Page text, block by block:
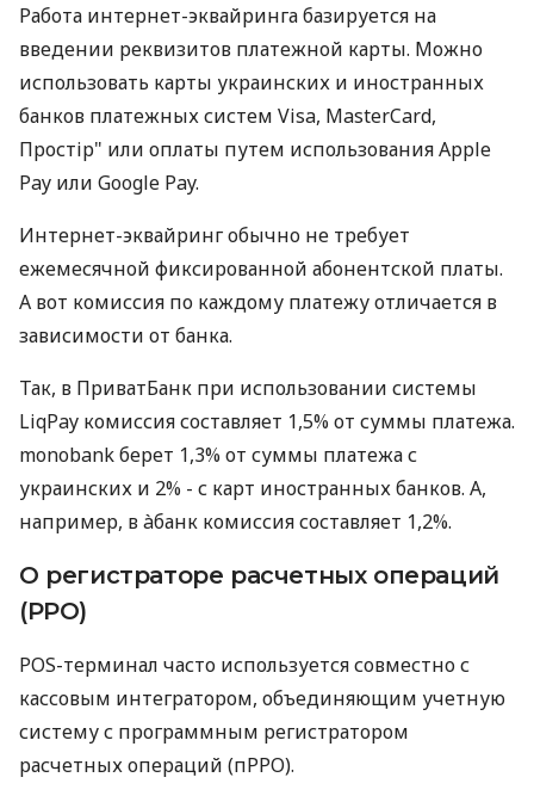
Работа интернет-эквайринга базируется на
введении реквизитов платежной карты. Можно
использовать карты украинских и иностранных
банков платежных систем Visa, MasterCard,
Простір" или оплаты путем использования Apple
Pay или Google Pay.
Интернет-эквайринг обычно не требует
ежемесячной фиксированной абонентской платы.
А вот комиссия по каждому платежу отличается в
зависимости от банка.
Так, в ПриватБанк при использовании системы
LiqPay комиссия составляет 1,5% от суммы платежа.
monobank берет 1,3% от суммы платежа с
украинских и 2% - с карт иностранных банков. А,
например, в àбанк комиссия составляет 1,2%.
О регистраторе расчетных операций
(РРО)
POS-терминал часто используется совместно с
кассовым интегратором, объединяющим учетную
систему с программным регистратором
расчетных операций (пРРО).